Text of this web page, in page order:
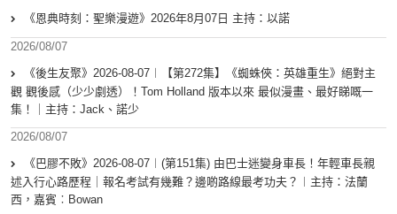
《恩典時刻：聖樂漫遊》2026年8月07日 主持：以諾
2026/08/07
《後生友聚》2026-08-07︱【第272集】《蜘蛛俠：英雄重生》絕對主
觀 觀後感（少少劇透）！Tom Holland 版本以來 最似漫畫、最好睇嘅一
集！｜主持：Jack、諾少
2026/08/07
《巴膠不敗》2026-08-07︱(第151集) 由巴士迷變身車長！年輕車長親
述入行心路歷程｜報名考試有幾難？邊啲路線最考功夫？︱主持：法蘭
西，嘉賓︰Bowan